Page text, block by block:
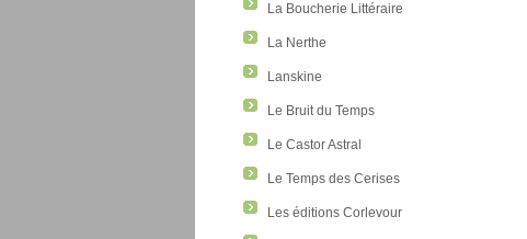
La Boucherie Littéraire
La Nerthe
Lanskine
Le Bruit du Temps
Le Castor Astral
Le Temps des Cerises
Les éditions Corlevour